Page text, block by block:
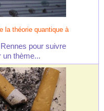
la théorie quantique à
pour suivre
un thème...